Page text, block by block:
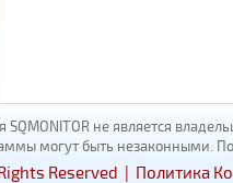
не является
могут быть незаконными.
Reserved | Политика